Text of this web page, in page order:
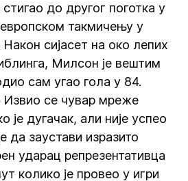
до другог поготка у
европском такмичењу у
Након сијасет на око лепих
Милсон је вештим
сам угао гола у 84.
Извио се чувар мреже
је дугачак, али није успео
да заустави изразито
ударац репрезентативца
колико је провео у игри